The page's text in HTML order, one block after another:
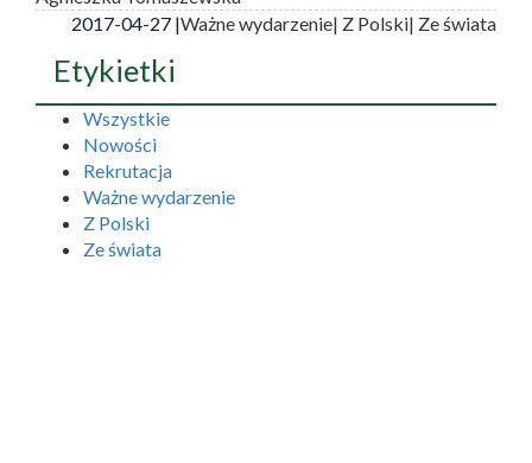
2017-04-27 |Ważne wydarzenie| Z Polski| Ze świata
Etykietki
Wszystkie
Nowości
Rekrutacja
Ważne wydarzenie
Z Polski
Ze świata